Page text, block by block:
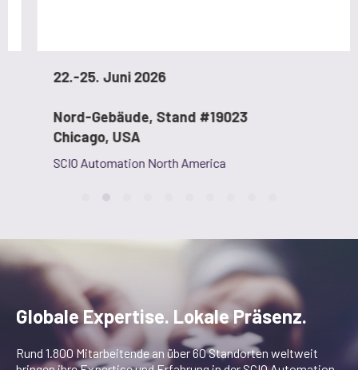
22.-25. Juni 2026
Nord-Gebäude, Stand #19023
Chicago, USA
SCIO Automation North America
Globale Expertise. Lokale Präsenz.
Rund 1.800 Mitarbeitende an über 60 Standorten weltweit